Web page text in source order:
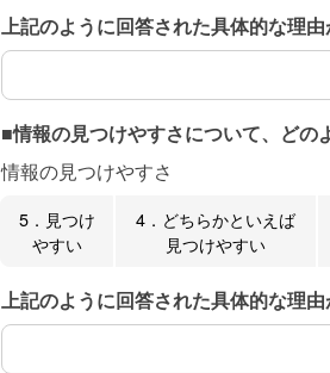
上記のように回答された具体的な理
上記のように回答された具体的な理由
■情報の見つけやすさについて、どの
情報の見つけやすさ
5．見つけ
やすい
4．どちらかといえば
見つけやすい
上記のように回答された具体的な理
上記のように回答された具体的な理由